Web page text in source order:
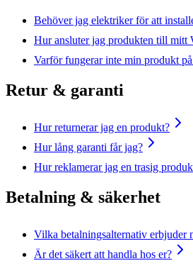
Behöver jag elektriker för att
Hur ansluter jag produkten till mitt
Varför fungerar inte min produkt
Retur & garanti
Hur returnerar jag en produkt?
Hur lång garanti får jag?
Hur reklamerar jag en trasig
Betalning & säkerhet
Vilka betalningsalternativ erbjuder
Är det säkert att handla hos er?